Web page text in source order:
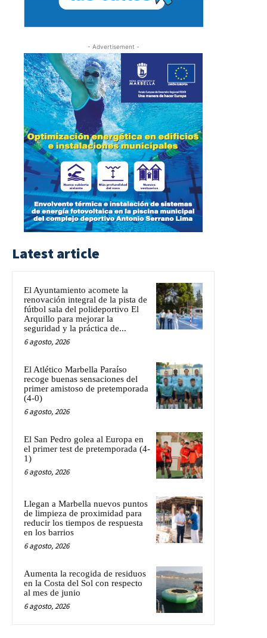
- Advertisement -
Latest article
El Ayuntamiento acomete la
renovación integral de la pista de
fútbol sala del polideportivo El
Arquillo para mejorar la
seguridad y la práctica de...
6 agosto, 2026
El Atlético Marbella Paraíso
recoge buenas sensaciones del
primer amistoso de pretemporada
(4-0)
6 agosto, 2026
El San Pedro golea al Europa en
el primer test de pretemporada (4-
1)
6 agosto, 2026
Llegan a Marbella nuevos puntos
de limpieza de proximidad para
reducir los tiempos de respuesta
en los barrios
6 agosto, 2026
Aumenta la recogida de residuos
en la Costa del Sol con respecto
al mes de junio
6 agosto, 2026